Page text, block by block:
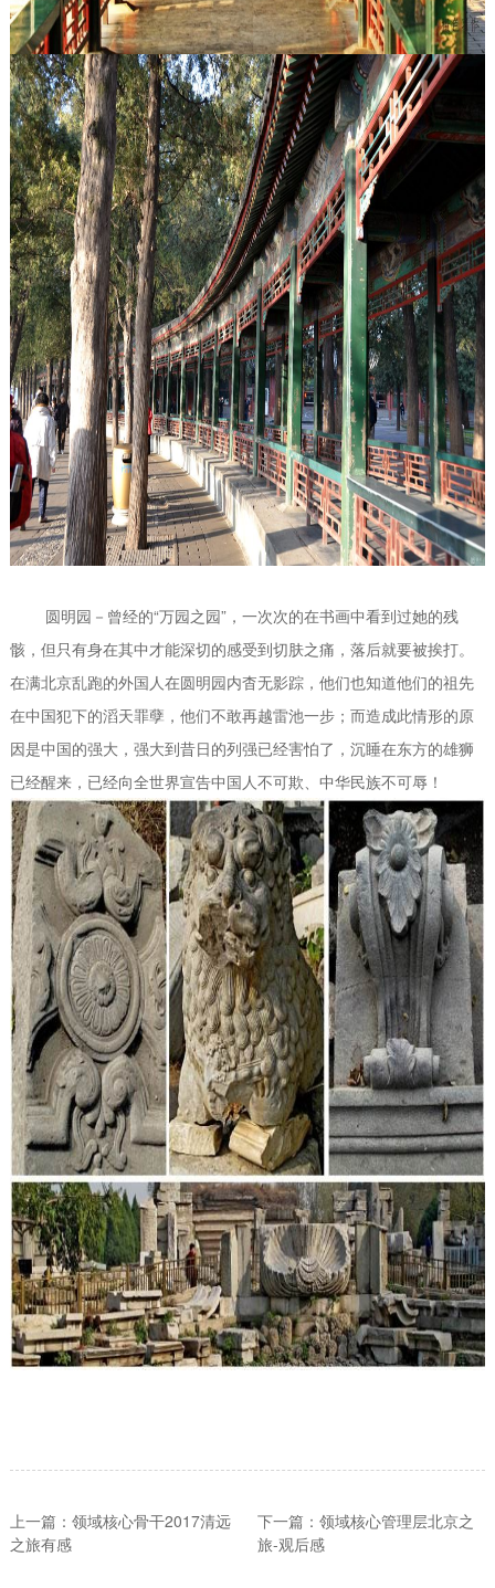
圆明园－曾经的“万园之园”，一次次的在书画中看到过她的残
骸，但只有身在其中才能深切的感受到切肤之痛，落后就要被挨打。
在满北京乱跑的外国人在圆明园内杳无影踪，他们也知道他们的祖先
在中国犯下的滔天罪孽，他们不敢再越雷池一步；而造成此情形的原
因是中国的强大，强大到昔日的列强已经害怕了，沉睡在东方的雄狮
已经醒来，已经向全世界宣告中国人不可欺、中华民族不可辱！
上一篇：领域核心骨干2017清远
之旅有感
下一篇：领域核心管理层北京之
旅-观后感